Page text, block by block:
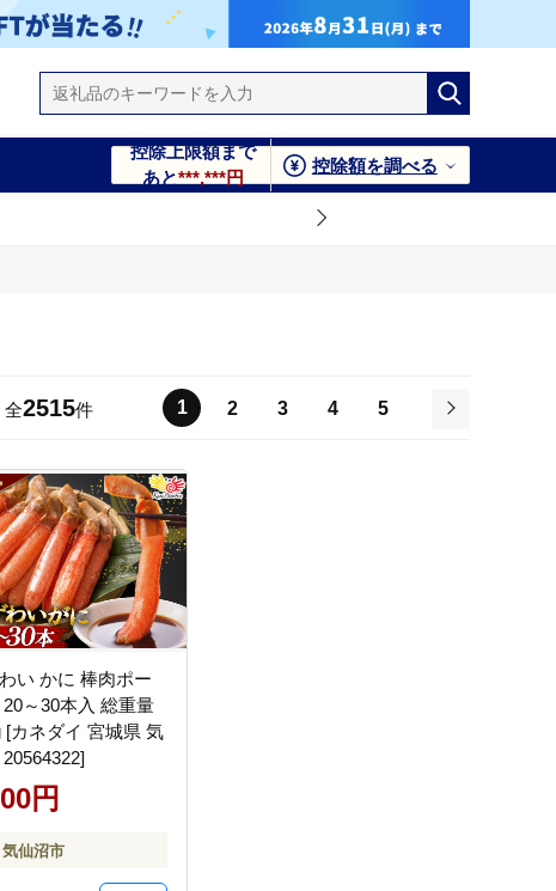
控除上限額まで
あと***,***円
控除額を調べる
全2515件 1 2 3 4
5
い かに 棒肉ポー
～30本入 総重量
[カネダイ 宮城県 気
円
仙沼市